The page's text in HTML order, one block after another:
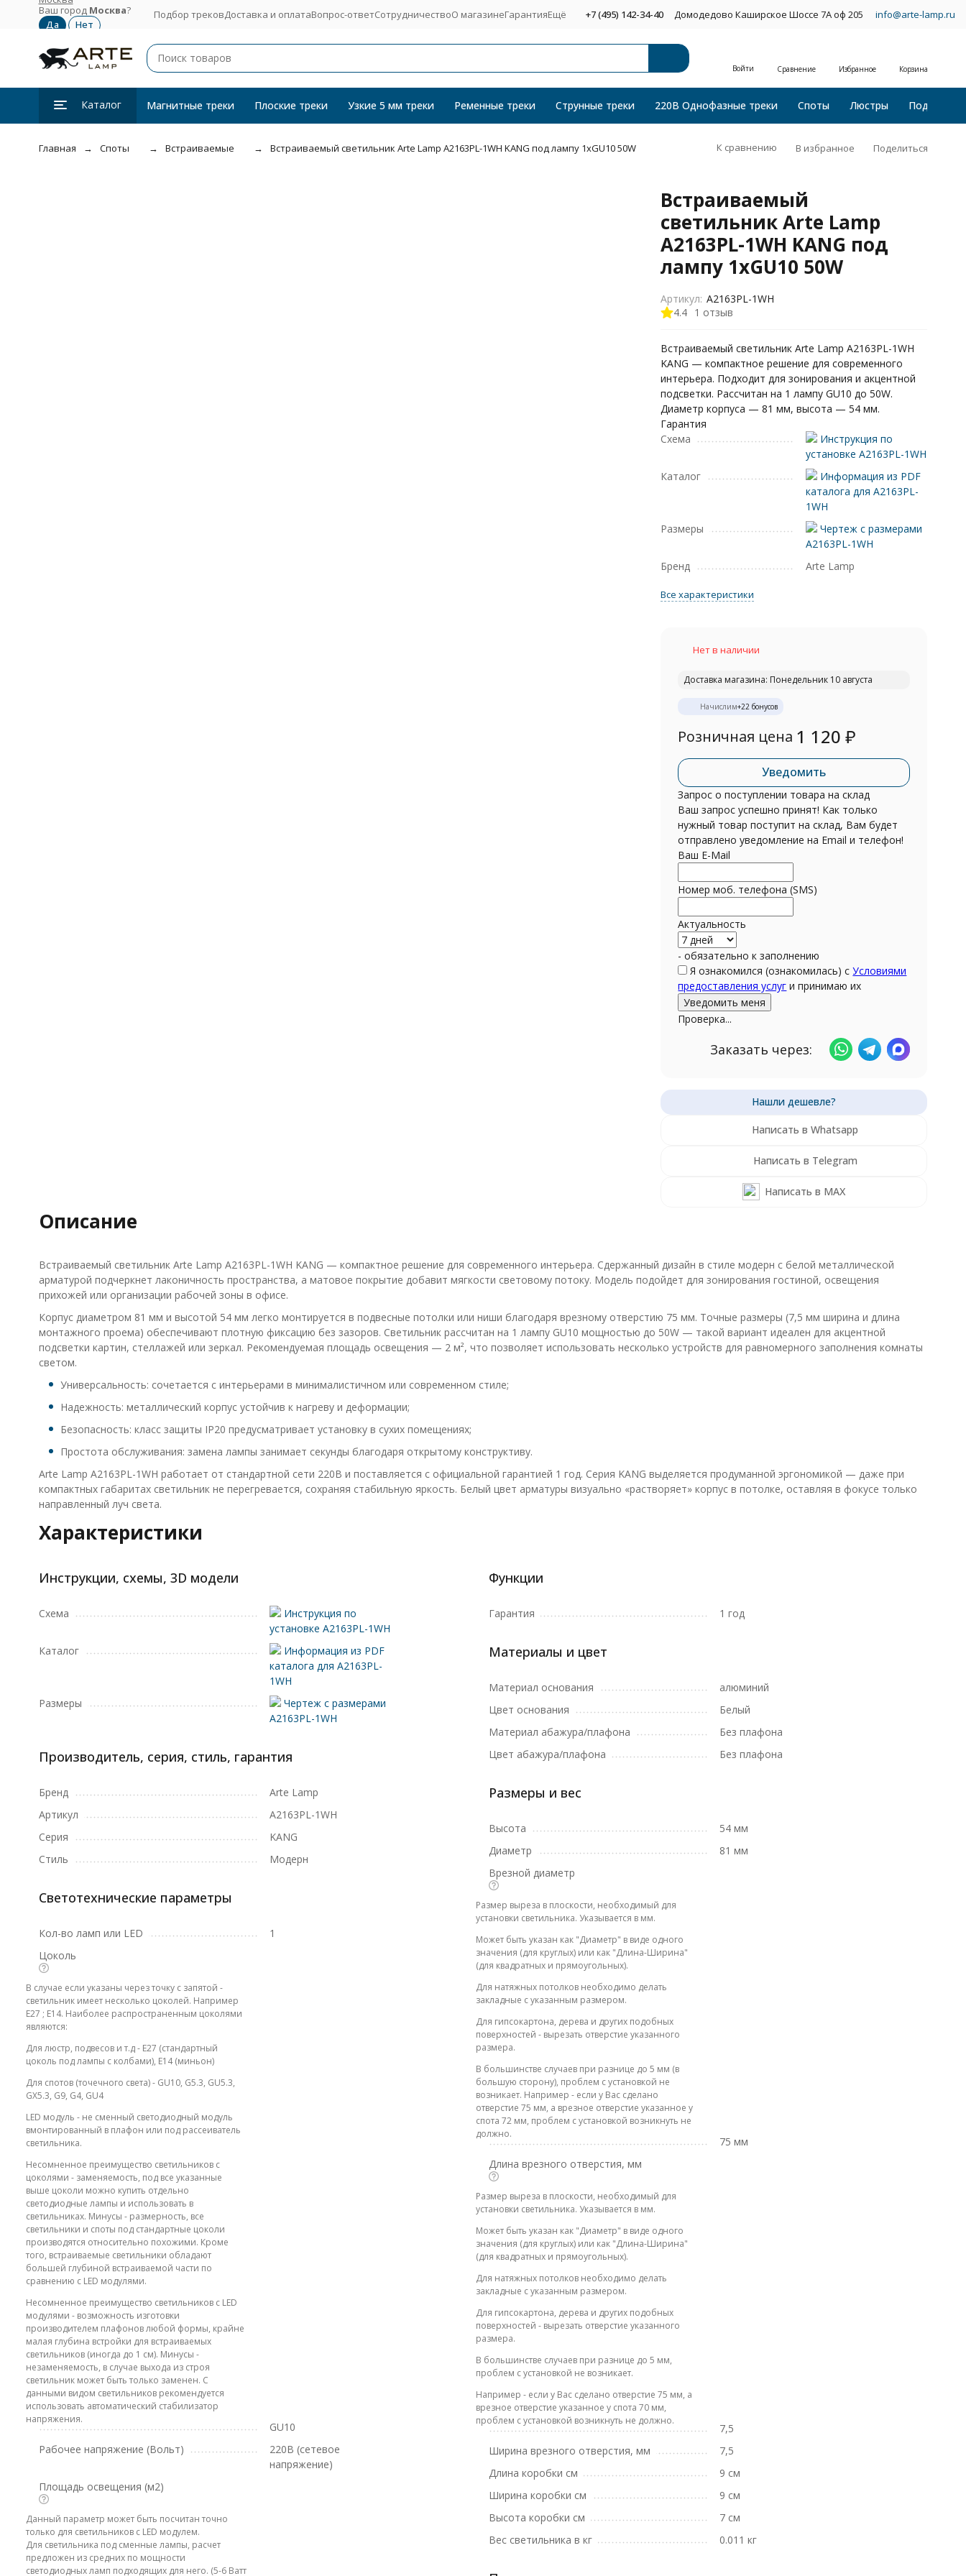
Ваш город Москва? Подбор трековДоставка и оплатаВопрос-ответСотрудничествоО магазинеГарантияЕщё +7 (495) 142-34-40 Домодедово Каширское Шоссе 7А оф 205 info@arte-lamp.ru
Войти Сравнение Избранное Корзина
Каталог Магнитные треки Плоские треки Узкие 5 мм треки Ременные треки Струнные треки 220В Однофазные треки Споты Люстры Подвесные
Главная Споты Встраиваемые Встраиваемый светильник Arte Lamp A2163PL-1WH KANG под лампу 1xGU10 50W К сравнению В избранное Поделиться
Встраиваемый
светильник Arte Lamp
A2163PL-1WH KANG под
лампу 1xGU10 50W
4.4 1 отзыв
Артикул: A2163PL-1WH
Встраиваемый светильник Arte Lamp A2163PL-1WH
KANG — компактное решение для современного
интерьера. Подходит для зонирования и акцентной
подсветки. Рассчитан на 1 лампу GU10 до 50W.
Диаметр корпуса — 81 мм, высота — 54 мм.
Гарантия
Схема
Инструкция по
установке A2163PL-1WH
Каталог
Информация из PDF
каталога для A2163PL-
1WH
Размеры
Чертеж с размерами
A2163PL-1WH
Бренд
Arte Lamp
Все характеристики
Нет в наличии
Доставка магазина: Понедельник 10 августа
Начислим+22 бонусов
Розничная цена 1 120₽
Уведомить
Запрос о поступлении товара на склад
Ваш запрос успешно принят! Как только
нужный товар поступит на склад, Вам будет
отправлено уведомление на Email и телефон!
Ваш E-Mail
Номер моб. телефона (SMS)
Актуальность
- обязательно к заполнению
Я ознакомился (ознакомилась) сУсловиями
предоставления услуг и принимаю их
Проверка...
Заказать через:
Написать в Whatsapp
Написать в Telegram
Написать в MAX
Описание
Встраиваемый светильник Arte Lamp A2163PL-1WH KANG — компактное решение для современного интерьера. Сдержанный дизайн в стиле модерн с белой металлической
арматурой подчеркнет лаконичность пространства, а матовое покрытие добавит мягкости световому потоку. Модель подойдет для зонирования гостиной, освещения
прихожей или организации рабочей зоны в офисе.
Корпус диаметром 81 мм и высотой 54 мм легко монтируется в подвесные потолки или ниши благодаря врезному отверстию 75 мм. Точные размеры (7,5 мм ширина и длина
монтажного проема) обеспечивают плотную фиксацию без зазоров. Светильник рассчитан на 1 лампу GU10 мощностью до 50W — такой вариант идеален для акцентной
подсветки картин, стеллажей или зеркал. Рекомендуемая площадь освещения — 2 м², что позволяет использовать несколько устройств для равномерного заполнения комнаты
светом.
Универсальность: сочетается с интерьерами в минималистичном или современном стиле;
Надежность: металлический корпус устойчив к нагреву и деформации;
Безопасность: класс защиты IP20 предусматривает установку в сухих помещениях;
Простота обслуживания: замена лампы занимает секунды благодаря открытому конструктиву.
Arte Lamp A2163PL-1WH работает от стандартной сети 220В и поставляется с официальной гарантией 1 год. Серия KANG выделяется продуманной эргономикой — даже при
компактных габаритах светильник не перегревается, сохраняя стабильную яркость. Белый цвет арматуры визуально «растворяет» корпус в потолке, оставляя в фокусе только
направленный луч света.
Характеристики
Инструкции, схемы, 3D модели
Схема
Инструкция по
установке A2163PL-1WH
Каталог
Информация из PDF
каталога для A2163PL-
1WH
Размеры
Чертеж с размерами
A2163PL-1WH
Производитель, серия, стиль, гарантия
Бренд
Arte Lamp
Артикул
A2163PL-1WH
Серия
KANG
Стиль
Модерн
Светотехнические параметры
Кол-во ламп или LED
1
Цоколь
В случае если указаны через точку с запятой -
светильник имеет несколько цоколей. Например
E27 ; E14. Наиболее распространенным цоколями
являются:
Для люстр, подвесов и т.д - E27 (стандартный
цоколь под лампы с колбами), E14 (миньон)
Для спотов (точечного света) - GU10, G5.3, GU5.3,
GX5.3, G9, G4, GU4
LED модуль - не сменный светодиодный модуль
вмонтированный в плафон или под рассеиватель
светильника.
Несомненное преимущество светильников с
цоколями - заменяемость, под все указанные
выше цоколи можно купить отдельно
светодиодные лампы и использовать в
светильниках. Минусы - размерность, все
светильники и споты под стандартные цоколи
производятся относительно похожими. Кроме
того, встраиваемые светильники обладают
большей глубиной встраиваемой части по
сравнению с LED модулями.
Несомненное преимущество светильников с LED
модулями - возможность изготовки
производителем плафонов любой формы, крайне
малая глубина встройки для встраиваемых
светильников (иногда до 1 см). Минусы -
незаменяемость, в случае выхода из строя
светильник может быть только заменен. С
данными видом светильников рекомендуется
использовать автоматический стабилизатор
напряжения.
GU10
Рабочее напряжение (Вольт)
220В (сетевое
напряжение)
Площадь освещения (м2)
Данный параметр может быть посчитан точно
только для светильников с LED модулем.
Для светильника под сменные лампы, расчет
предложен из средних по мощности
светодиодных ламп подходящих для него. (5-6 Ватт
Функции
Гарантия 1 год
Материалы и цвет
Материал основания
алюминий
Цвет основания
Белый
Материал абажура/плафона
Без плафона
Цвет абажура/плафона
Без плафона
Размеры и вес
Высота
54 мм
Диаметр
81 мм
Врезной диаметр
Размер выреза в плоскости, необходимый для
установки светильника. Указывается в мм.
Может быть указан как "Диаметр" в виде одного
значения (для круглых) или как "Длина-Ширина"
(для квадратных и прямоугольных).
Для натяжных потолков необходимо делать
закладные с указанным размером.
Для гипсокартона, дерева и других подобных
поверхностей - вырезать отверстие указанного
размера.
В большинстве случаев при разнице до 5 мм (в
большую сторону), проблем с установкой не
возникает. Например - если у Вас сделано
отверстие 75 мм, а врезное отверстие указанное у
спота 72 мм, проблем с установкой возникнуть не
должно.
75 мм
Длина врезного отверстия, мм
Размер выреза в плоскости, необходимый для
установки светильника. Указывается в мм.
Может быть указан как "Диаметр" в виде одного
значения (для круглых) или как "Длина-Ширина"
(для квадратных и прямоугольных).
Для натяжных потолков необходимо делать
закладные с указанным размером.
Для гипсокартона, дерева и других подобных
поверхностей - вырезать отверстие указанного
размера.
В большинстве случаев при разнице до 5 мм,
проблем с установкой не возникает.
Например - если у Вас сделано отверстие 75 мм, а
врезное отверстие указанное у спота 70 мм,
проблем с установкой возникнуть не должно.
7,5
Ширина врезного отверстия, мм
7,5
Длина коробки см
9 см
Ширина коробки см
9 см
Высота коробки см
7 см
Вес светильника в кг
0.011 кг